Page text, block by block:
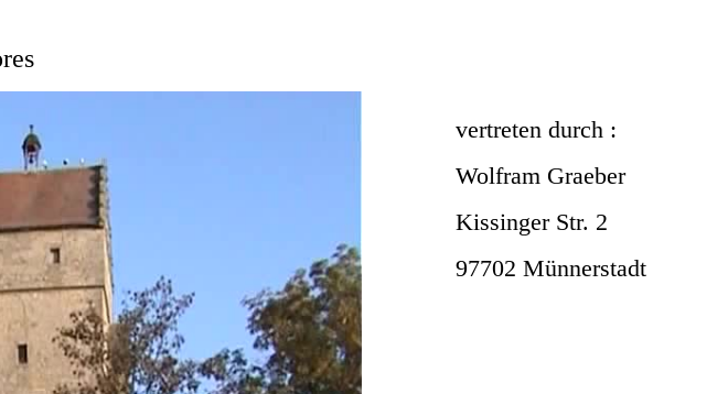
vertreten durch :
Wolfram Graeber
Kissinger Str. 2
97702 Münnerstadt